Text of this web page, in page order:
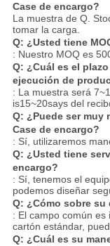
Case de encargo?
La muestra de Q.
tomar la carga.
Q: ¿Usted tiene
: Nuestro MOQ es
Q: ¿Cuál es el
ejecución de
: La muestra será
is15~20says del
Q: ¿Puede ser muy
Case de encargo?
: Sí, utilizaremos
Q: ¿Usted tiene
encargo?
: Sí, tenemos el
podemos diseñar
Q: ¿Cómo sobre su
: El campo común
cartón estándar,
Q: ¿Cuál es su